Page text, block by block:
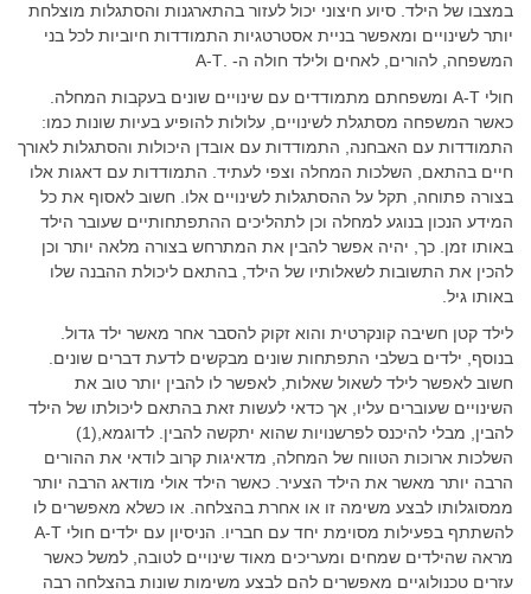
במצבו של הילד. סיוע חיצוני יכול לעזור בהתארגנות והסתגלות מוצלחת
יותר לשינויים ומאפשר בניית אסטרטגיות התמודדות חיוביות לכל בני
המשפחה, להורים, לאחים ולילד חולה ה- .A-T
חולי A-T ומשפחתם מתמודדים עם שינויים שונים בעקבות המחלה.
כאשר המשפחה מסתגלת לשינויים, עלולות להופיע בעיות שונות כמו:
התמודדות עם האבחנה, התמודדות עם אובדן היכולות והסתגלות לאורך
חיים בהתאם, השלכות המחלה וצפי לעתיד. התמודדות עם דאגות אלו
בצורה פתוחה, תקל על ההסתגלות לשינויים אלו. חשוב לאסוף את כל
המידע הנכון בנוגע למחלה וכן לתהליכים ההתפתחותיים שעובר הילד
באותו זמן. כך, יהיה אפשר להבין את המתרחש בצורה מלאה יותר וכן
להכין את התשובות לשאלותיו של הילד, בהתאם ליכולת ההבנה שלו
באותו גיל.
לילד קטן חשיבה קונקרטית והוא זקוק להסבר אחר מאשר ילד גדול.
בנוסף, ילדים בשלבי התפתחות שונים מבקשים לדעת דברים שונים.
חשוב לאפשר לילד לשאול שאלות, לאפשר לו להבין יותר טוב את
השינויים שעוברים עליו, אך כדאי לעשות זאת בהתאם ליכולתו של הילד
להבין, מבלי להיכנס לפרשנויות שהוא יתקשה להבין. לדוגמא,(1)
השלכות ארוכות הטווח של המחלה, מדאיגות קרוב לודאי את ההורים
הרבה יותר מאשר את הילד הצעיר. כאשר הילד אולי מודאג הרבה יותר
ממסוגלותו לבצע משימה זו או אחרת בהצלחה. או כשלא מאפשרים לו
להשתתף בפעילות מסוימת יחד עם חבריו. הניסיון עם ילדים חולי A-T
מראה שהילדים שמחים ומעריכים מאוד שינויים לטובה, למשל כאשר
עזרים טכנולוגיים מאפשרים להם לבצע משימות שונות בהצלחה רבה